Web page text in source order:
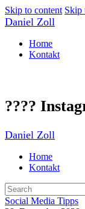
Skip to content Skip
Daniel Zoll
Home
Kontakt
??‍??
Daniel Zoll
Home
Kontakt
Social Media Tipps